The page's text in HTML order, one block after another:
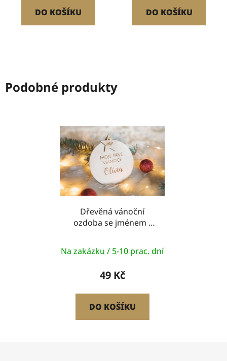
DO KOŠÍKU DO KOŠÍKU
Podobné produkty
Dřevěná vánoční
ozdoba se jménem -
Na zakázku / 5-10 prac. dní
49 Kč
DO KOŠÍKU